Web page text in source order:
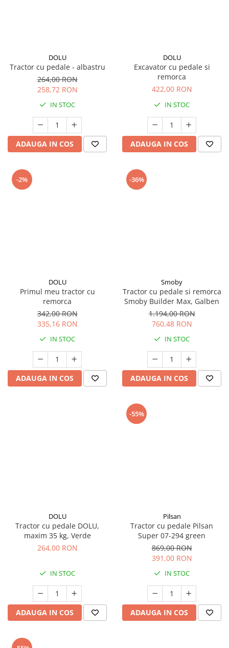
DOLU
Tractor cu pedale - albastru
264,00 RON
258,72 RON
IN STOC
ADAUGA IN COS
DOLU
Excavator cu pedale si
remorca
422,00 RON
IN STOC
ADAUGA IN COS
-2%
DOLU
Primul meu tractor cu
remorca
342,00 RON
335,16 RON
IN STOC
ADAUGA IN COS
-36%
Smoby
Tractor cu pedale si remorca
Smoby Builder Max, Galben
1.194,00 RON
760,48 RON
IN STOC
ADAUGA IN COS
DOLU
Tractor cu pedale DOLU,
maxim 35 kg, Verde
264,00 RON
IN STOC
ADAUGA IN COS
-55%
Pilsan
Tractor cu pedale Pilsan
Super 07-294 green
869,00 RON
391,00 RON
IN STOC
ADAUGA IN COS